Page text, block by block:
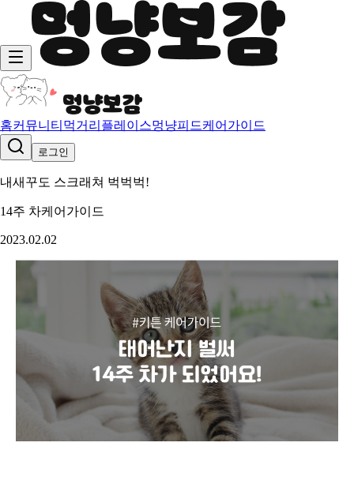
홈커뮤니티 먹거리 플레이스멍냥피드케어가이드
로그인
내새꾸도 스크래쳐 벅벅벅!
14주 차케어가이드
2023.02.02